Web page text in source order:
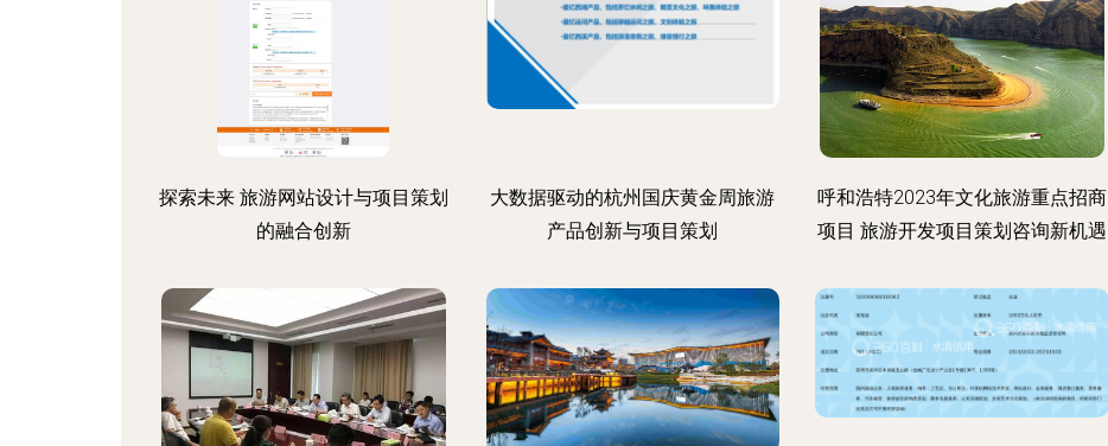
探索未来 旅游网站设计与项目策划
的融合创新
大数据驱动的杭州国庆黄金周旅游
产品创新与项目策划
呼和浩特2023年文化旅游重点招商
项目 旅游开发项目策划咨询新机遇